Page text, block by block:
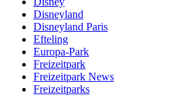
Disneyland
Disneyland Paris
Efteling
Europa-Park
Freizeitpark
Freizeitpark News
Freizeitparks